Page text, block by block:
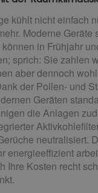
kühlt nicht einfach
Moderne Geräte
in Frühjahr
sprich: Sie zahlen
aber dennoch
der Pollen- und
Geräten
die Anlagen
neutralisiert.
energieeffizient
Ihre Kosten recht